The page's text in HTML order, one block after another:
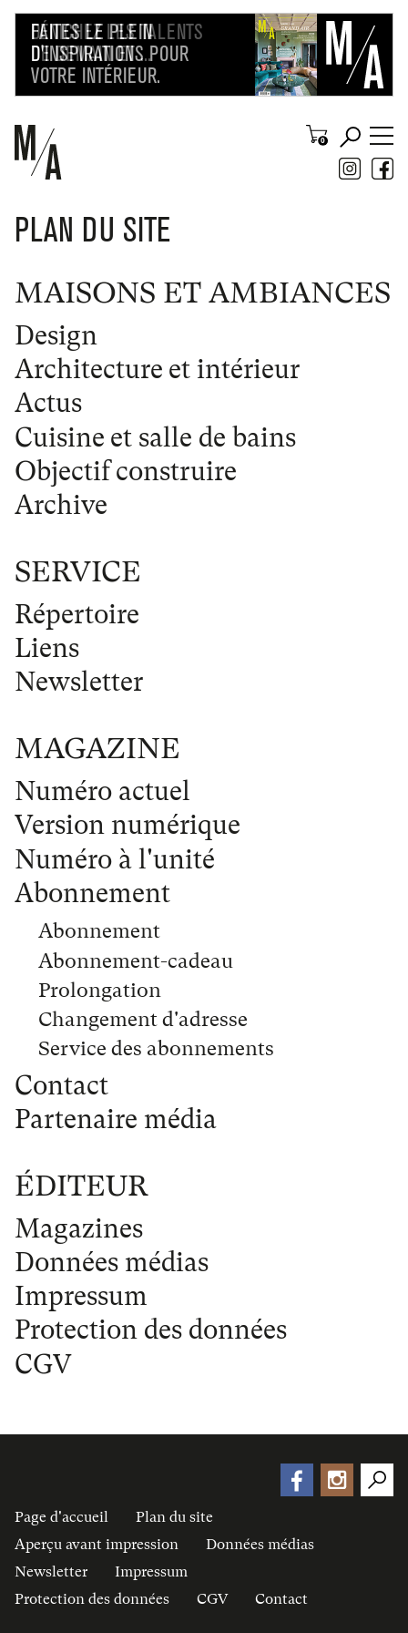
PLAN DU SITE
MAISONS ET AMBIANCES
Design
Architecture et intérieur
Actus
Cuisine et salle de bains
Objectif construire
Archive
SERVICE
Répertoire
Liens
Newsletter
MAGAZINE
Numéro actuel
Version numérique
Numéro à l'unité
Abonnement
Abonnement
Abonnement-cadeau
Prolongation
Changement d'adresse
Service des abonnements
Contact
Partenaire média
ÉDITEUR
Magazines
Données médias
Impressum
Protection des données
CGV
Page d'accueil
Plan du site
Aperçu avant impression
Données médias
Newsletter
Impressum
Protection des données
CGV Contact